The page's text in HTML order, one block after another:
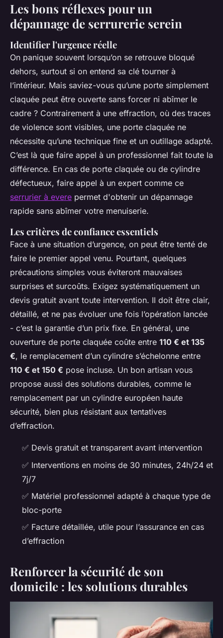
Les bons réflexes pour un
dépannage de serrurerie serein
Identifier l'urgence réelle
On panique souvent lorsqu’on se retrouve bloqué
dehors, surtout si on entend sa clé tourner à
l’intérieur. Mais saviez-vous qu’une porte simplement
claquée peut être ouverte sans forcer ni abîmer le
cadre ? Contrairement à une effraction, où des traces
de violence sont visibles, une porte claquée ne
nécessite qu’une technique fine et un outillage adapté.
C’est là que faire appel à un professionnel fait toute la
différence. En cas de porte claquée ou de cylindre
défectueux, faire appel à un expert comme ce
serrurier à evere permet d'obtenir un dépannage
rapide sans abîmer votre menuiserie.
Les critères de confiance essentiels
Face à une situation d’urgence, on peut être tenté de
faire le premier appel venu. Pourtant, quelques
précautions simples vous éviteront mauvaises
surprises et surcoûts. Exigez systématiquement un
devis gratuit avant toute intervention. Il doit être clair,
détaillé, et ne pas évoluer une fois l’opération lancée
- c’est la garantie d’un prix fixe. En général, une
ouverture de porte claquée coûte entre 110 € et 135
€, le remplacement d’un cylindre s’échelonne entre
110 € et 150 € pose incluse. Un bon artisan vous
propose aussi des solutions durables, comme le
remplacement par un cylindre européen haute
sécurité, bien plus résistant aux tentatives
d’effraction.
✅ Devis gratuit et transparent avant intervention
✅ Interventions en moins de 30 minutes, 24h/24 et
7j/7
✅ Matériel professionnel adapté à chaque type de
bloc-porte
✅ Facture détaillée, utile pour l’assurance en cas
d’effraction
Renforcer la sécurité de son
domicile : les solutions durables